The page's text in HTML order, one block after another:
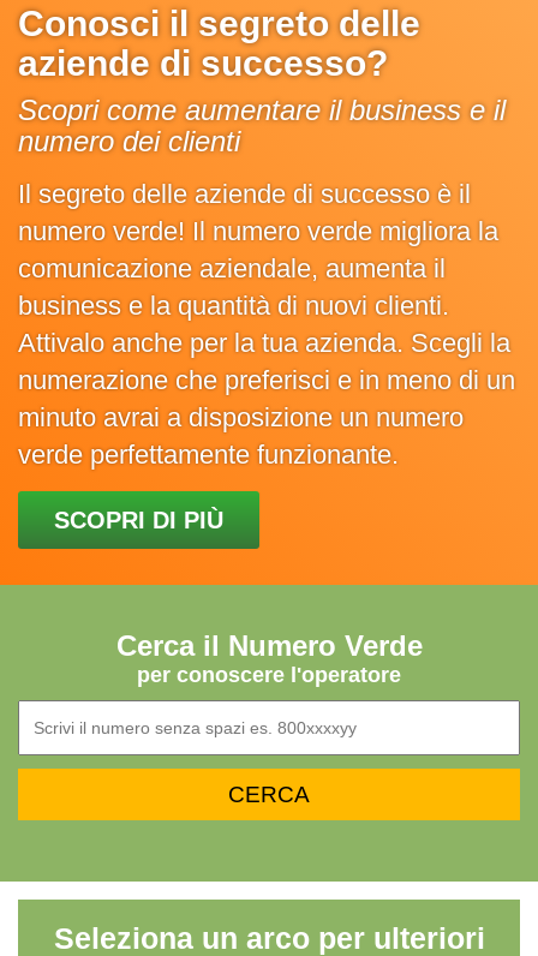
Conosci il segreto delle
aziende di successo?
Scopri come aumentare il business e il
numero dei clienti
Il segreto delle aziende di successo è il
numero verde! Il numero verde migliora la
comunicazione aziendale, aumenta il
business e la quantità di nuovi clienti.
Attivalo anche per la tua azienda. Scegli la
numerazione che preferisci e in meno di un
minuto avrai a disposizione un numero
verde perfettamente funzionante.
SCOPRI DI PIÙ
Cerca il Numero Verde
per conoscere l'operatore
Seleziona un arco per ulteriori